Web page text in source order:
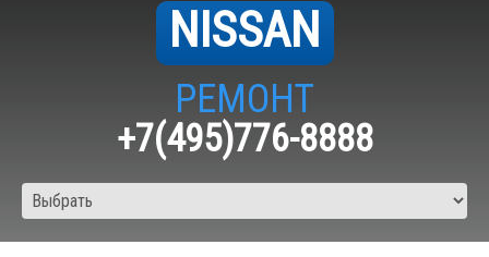
NISSAN
РЕМОНТ
+7(495)776-8888